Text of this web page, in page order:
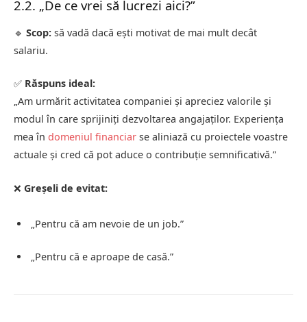
2.2. „De ce vrei să lucrezi aici?”
🔹 Scop: să vadă dacă ești motivat de mai mult decât
salariu.
✅ Răspuns ideal:
„Am urmărit activitatea companiei și apreciez valorile și
modul în care sprijiniți dezvoltarea angajaților. Experiența
mea în domeniul financiar se aliniază cu proiectele voastre
actuale și cred că pot aduce o contribuție semnificativă.”
❌ Greșeli de evitat:
„Pentru că am nevoie de un job.”
„Pentru că e aproape de casă.”